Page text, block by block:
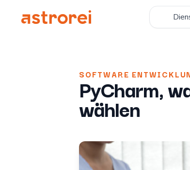
Astrorei
SOFTWARE
PyCharm,
wählen